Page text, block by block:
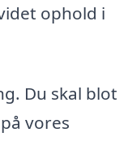
ophold i
Du skal blot
vores